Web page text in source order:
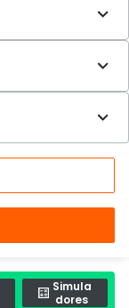
Simula
dores